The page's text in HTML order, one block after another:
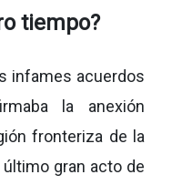
tiempo?
infames acuerdos
la anexión
fronteriza de la
gran acto de